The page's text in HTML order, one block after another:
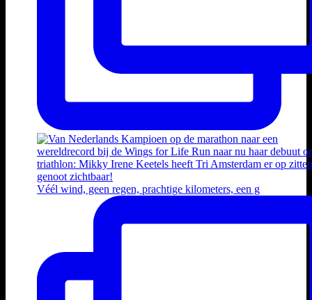
Véél wind, geen regen, prachtige kilometers, een g